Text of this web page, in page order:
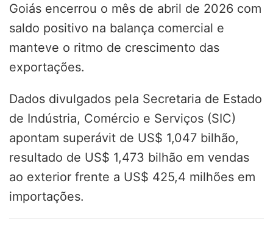
Goiás encerrou o mês de abril de 2026 com
saldo positivo na balança comercial e
manteve o ritmo de crescimento das
exportações.
Dados divulgados pela Secretaria de Estado
de Indústria, Comércio e Serviços (SIC)
apontam superávit de US$ 1,047 bilhão,
resultado de US$ 1,473 bilhão em vendas
ao exterior frente a US$ 425,4 milhões em
importações.